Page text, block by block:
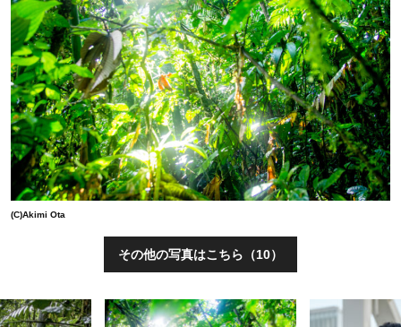
(C)Akimi Ota
その他の写真はこちら（10）